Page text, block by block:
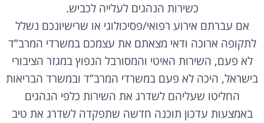
כשירות הנהגים לעלייה לכביש.
אם עברתם אירוע רפואי/פסיכולוגי או שרישיונכם נשלל
לתקופה ארוכה ודאי מצאתם את עצמכם במשרדי המרב”ד
לא פעם, השירות האיטי והמסורבל הנפוץ במגזר הציבורי
בישראל, היכה לא פעם במשרדי המרב”ד ובמשרד הבריאות
החליטו שעליהם לשדרג את השירות כלפי הנהגים
באמצעות עדכון תוכנה חדשה שתפקדה לשדרג את טיב